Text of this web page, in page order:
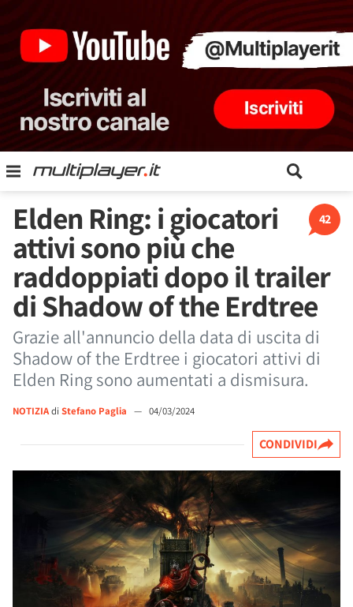
42
Elden Ring: i giocatori
attivi sono più che
raddoppiati dopo il trailer
di Shadow of the Erdtree
Grazie all'annuncio della data di uscita di
Shadow of the Erdtree i giocatori attivi di
Elden Ring sono aumentati a dismisura.
NOTIZIAdi Stefano Paglia — 04/03/2024
CONDIVIDI